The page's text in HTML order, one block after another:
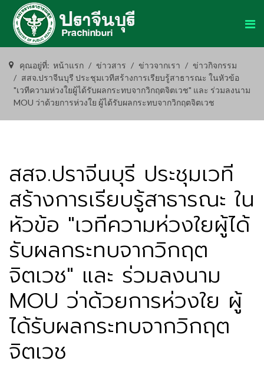
คุณอยู่ที่: หน้าแรก ข่าวสาร ข่าวจากเรา
ข่าวกิจกรรม
สสจ.ปราจีนบุรี ประชุมเวทีสร้างการเรียบรู้สาธารณะ ในหัวข้อ
"เวทีความห่วงใยผู้ได้รับผลกระทบจากวิกฤตจิตเวช" และ ร่วมลงนาม
MOU ว่าด้วยการห่วงใย ผู้ได้รับผลกระทบจากวิกฤตจิตเวช
สสจ.ปราจีนบุรี ประชุมเวที
สร้างการเรียบรู้สาธารณะ ใน
หัวข้อ "เวทีความห่วงใยผู้ได้
รับผลกระทบจากวิกฤต
จิตเวช" และ ร่วมลงนาม
MOU ว่าด้วยการห่วงใย ผู้
ได้รับผลกระทบจากวิกฤต
จิตเวช